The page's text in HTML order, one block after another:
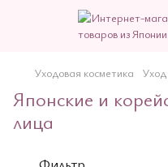
Уходовая косметика
Японские и
лица